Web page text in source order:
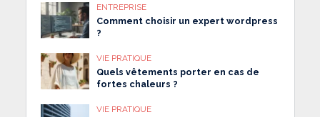
ENTREPRISE
Comment choisir un expert wordpress
?
VIE PRATIQUE
Quels vêtements porter en cas de
fortes chaleurs ?
VIE PRATIQUE